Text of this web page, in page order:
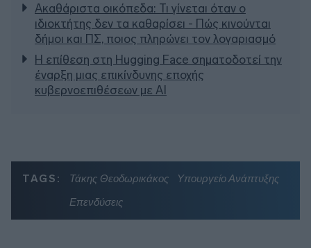
Ακαθάριστα οικόπεδα: Τι γίνεται όταν ο
ιδιοκτήτης δεν τα καθαρίσει - Πώς κινούνται
δήμοι και ΠΣ, ποιος πληρώνει τον λογαριασμό
Η επίθεση στη Hugging Face σηματοδοτεί την
έναρξη μιας επικίνδυνης εποχής
κυβερνοεπιθέσεων με AI
TAGS: Τάκης Θεοδωρικάκος
Υπουργείο Ανάπτυξης
Επενδύσεις